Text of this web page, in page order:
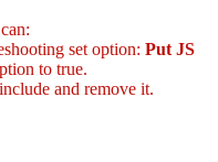
set option: Put JS
to true.
and remove it.